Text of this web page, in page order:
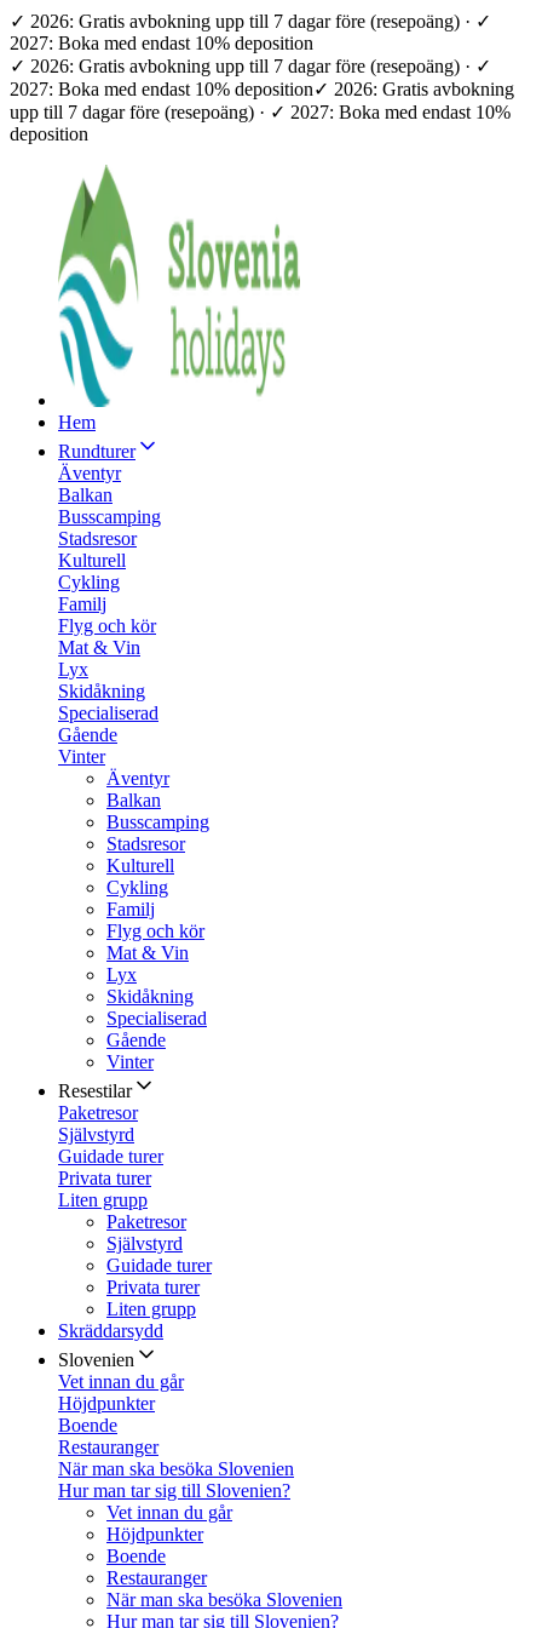
✓ 2026: Gratis avbokning upp till 7 dagar före (resepoäng) · ✓
2027: Boka med endast 10% deposition
✓ 2026: Gratis avbokning upp till 7 dagar före (resepoäng) · ✓
2027: Boka med endast 10% deposition✓ 2026: Gratis avbokning
upp till 7 dagar före (resepoäng) · ✓ 2027: Boka med endast 10%
deposition
Hem
Rundturer
Äventyr
Balkan
Busscamping
Stadsresor
Kulturell
Cykling
Familj
Flyg och kör
Mat & Vin
Lyx
Skidåkning
Specialiserad
Gående
Vinter
Äventyr
Balkan
Busscamping
Stadsresor
Kulturell
Cykling
Familj
Flyg och kör
Mat & Vin
Lyx
Skidåkning
Specialiserad
Gående
Vinter
Resestilar
Paketresor
Självstyrd
Guidade turer
Privata turer
Liten grupp
Paketresor
Självstyrd
Guidade turer
Privata turer
Liten grupp
Skräddarsydd
Slovenien
Vet innan du går
Höjdpunkter
Boende
Restauranger
När man ska besöka Slovenien
Hur man tar sig till Slovenien?
Vet innan du går
Höjdpunkter
Boende
Restauranger
När man ska besöka Slovenien
Hur man tar sig till Slovenien?